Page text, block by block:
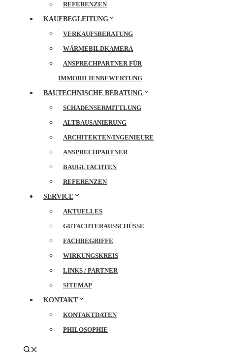
REFERENZEN
KAUFBEGLEITUNG
VERKAUFSBERATUNG
WÄRMEBILDKAMERA
ANSPRECHPARTNER FÜR
IMMOBILIENBEWERTUNG
BAUTECHNISCHE BERATUNG
SCHADENSERMITTLUNG
ALTBAUSANIERUNG
ARCHITEKTEN/INGENIEURE
ANSPRECHPARTNER
BAUGUTACHTEN
REFERENZEN
SERVICE
AKTUELLES
GUTACHTERAUSSCHÜSSE
FACHBEGRIFFE
WIRKUNGSKREIS
LINKS / PARTNER
SITEMAP
KONTAKT
KONTAKTDATEN
PHILOSOPHIE